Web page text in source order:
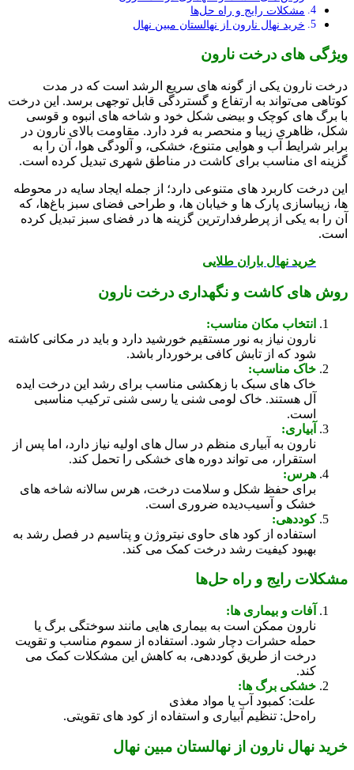
مشکلات رایج و راه‌ حل‌ها
خرید نهال نارون از نهالستان مبین نهال
ویژگی‌ های درخت نارون
درخت نارون یکی از گونه‌ های سریع‌ الرشد است که در مدت
کوتاهی می‌تواند به ارتفاع و گستردگی قابل‌ توجهی برسد. این درخت
با برگ‌ های کوچک و بیضی‌ شکل خود و شاخه‌ های انبوه و قوسی‌
شکل، ظاهری زیبا و منحصر به‌ فرد دارد. مقاومت بالای نارون در
برابر شرایط آب‌ و هوایی متنوع، خشکی، و آلودگی هوا، آن را به
گزینه‌ ای مناسب برای کاشت در مناطق شهری تبدیل کرده است.
این درخت کاربرد های متنوعی دارد؛ از جمله ایجاد سایه در محوطه‌
ها، زیباسازی پارک‌ ها و خیابان‌ ها، و طراحی فضای سبز باغ‌ها، که
آن را به یکی از پرطرفدارترین گزینه‌ ها در فضای سبز تبدیل کرده
است.
خرید نهال باران طلایی
روش‌ های کاشت و نگهداری درخت نارون
انتخاب مکان مناسب:
نارون نیاز به نور مستقیم خورشید دارد و باید در مکانی کاشته
شود که از تابش کافی برخوردار باشد.
خاک مناسب:
خاک‌ های سبک با زهکشی مناسب برای رشد این درخت ایده‌
آل هستند. خاک لومی شنی یا رسی شنی ترکیب مناسبی
است.
آبیاری:
نارون به آبیاری منظم در سال‌ های اولیه نیاز دارد، اما پس از
استقرار، می‌ تواند دوره‌ های خشکی را تحمل کند.
هرس:
برای حفظ شکل و سلامت درخت، هرس سالانه شاخه‌ های
خشک و آسیب‌دیده ضروری است.
کوددهی:
استفاده از کود های حاوی نیتروژن و پتاسیم در فصل رشد به
بهبود کیفیت رشد درخت کمک می‌ کند.
مشکلات رایج و راه‌ حل‌ها
آفات و بیماری‌ ها:
نارون ممکن است به بیماری‌ هایی مانند سوختگی برگ یا
حمله حشرات دچار شود. استفاده از سموم مناسب و تقویت
درخت از طریق کوددهی، به کاهش این مشکلات کمک می‌
کند.
خشکی برگ‌ ها:
علت: کمبود آب یا مواد مغذی
راه‌حل: تنظیم آبیاری و استفاده از کود های تقویتی.
خرید نهال نارون از نهالستان مبین نهال